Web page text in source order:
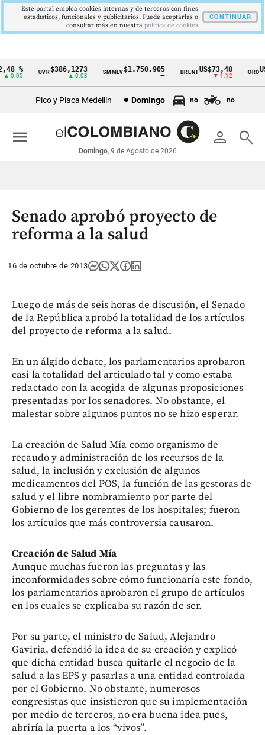
Cintillo
económicos
Colombia
% UVR$386,1273
▲ 0.03
SMMLV$1.750.905 BRENTUS$73,48
▼ 1.12
ORO
Pico y Placa Medellín Domingo no no
person search
Domingo, 9 de Agosto de 2026
menu
Senado aprobó proyecto de
reforma a la salud
16 de octubre de 2013
Luego de más de seis horas de discusión, el Senado
de la República aprobó la totalidad de los artículos
del proyecto de reforma a la salud.
En un álgido debate, los parlamentarios aprobaron
casi la totalidad del articulado tal y como estaba
redactado con la acogida de algunas proposiciones
presentadas por los senadores. No obstante, el
malestar sobre algunos puntos no se hizo esperar.
La creación de Salud Mía como organismo de
recaudo y administración de los recursos de la
salud, la inclusión y exclusión de algunos
medicamentos del POS, la función de las gestoras de
salud y el libre nombramiento por parte del
Gobierno de los gerentes de los hospitales; fueron
los artículos que más controversia causaron.
Creación de Salud Mía
Aunque muchas fueron las preguntas y las
inconformidades sobre cómo funcionaría este fondo,
los parlamentarios aprobaron el grupo de artículos
en los cuales se explicaba su razón de ser.
Por su parte, el ministro de Salud, Alejandro
Gaviria, defendió la idea de su creación y explicó
que dicha entidad busca quitarle el negocio de la
salud a las EPS y pasarlas a una entidad controlada
por el Gobierno. No obstante, numerosos
congresistas que insistieron que su implementación
por medio de terceros, no era buena idea pues,
abriría la puerta a los “vivos”.
Este portal emplea cookies internas y de terceros con fines
estadísticos, funcionales y publicitarios. Puede aceptarlas o
consultar más en nuestra politica de cookies
CONTINUAR